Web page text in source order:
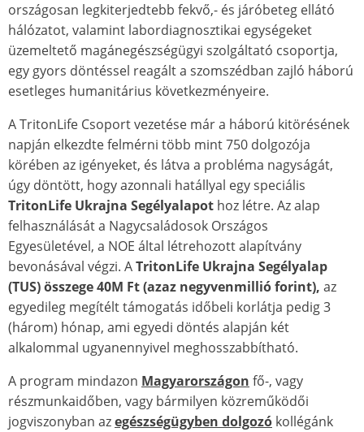
országosan legkiterjedtebb fekvő,- és járóbeteg ellátó
hálózatot, valamint labordiagnosztikai egységeket
üzemeltető magánegészségügyi szolgáltató csoportja,
egy gyors döntéssel reagált a szomszédban zajló háború
esetleges humanitárius következményeire.
A TritonLife Csoport vezetése már a háború kitörésének
napján elkezdte felmérni több mint 750 dolgozója
körében az igényeket, és látva a probléma nagyságát,
úgy döntött, hogy azonnali hatállyal egy speciális
TritonLife Ukrajna Segélyalapot hoz létre. Az alap
felhasználását a Nagycsaládosok Országos
Egyesületével, a NOE által létrehozott alapítvány
bevonásával végzi. ATritonLife Ukrajna Segélyalap
(TUS) összege 40M Ft(azaz negyvenmillió forint), az
egyedileg megítélt támogatás időbeli korlátja pedig 3
(három) hónap, ami egyedi döntés alapján két
alkalommal ugyanennyivel meghosszabbítható.
A program mindazon Magyarországon fő-, vagy
részmunkaidőben, vagy bármilyen közreműködői
jogviszonyban azegészségügyben dolgozó kollégánk